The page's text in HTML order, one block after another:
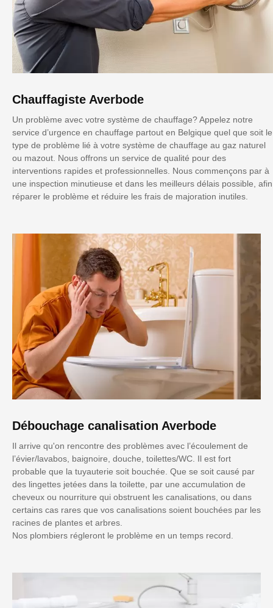
Chauffagiste Averbode
Un problème avec votre système de chauffage? Appelez notre
service d’urgence en chauffage partout en Belgique quel que soit le
type de problème lié à votre système de chauffage au gaz naturel
ou mazout. Nous offrons un service de qualité pour des
interventions rapides et professionnelles. Nous commençons par à
une inspection minutieuse et dans les meilleurs délais possible, afin
réparer le problème et réduire les frais de majoration inutiles.
Débouchage canalisation Averbode
Il arrive qu'on rencontre des problèmes avec l’écoulement de
l’évier/lavabos, baignoire, douche, toilettes/WC. Il est fort
probable que la tuyauterie soit bouchée. Que se soit causé par
des lingettes jetées dans la toilette, par une accumulation de
cheveux ou nourriture qui obstruent les canalisations, ou dans
certains cas rares que vos canalisations soient bouchées par les
racines de plantes et arbres.
Nos plombiers régleront le problème en un temps record.